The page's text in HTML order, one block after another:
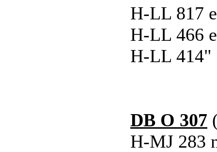
H-LL 817
H-LL 466
H-LL 414"
DB O 307
H-MJ 283